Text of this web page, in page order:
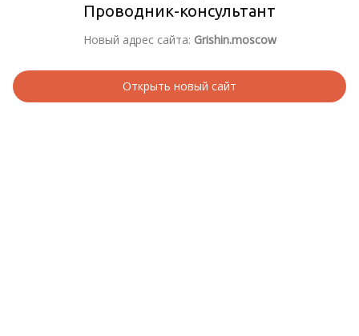
Проводник-консультант
Новый адрес сайта: Grishin.moscow
Открыть новый сайт